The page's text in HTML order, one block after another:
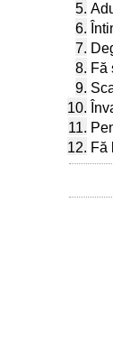
5.
6.
7.
8. Fă
9.
10.
11.
12. Fă